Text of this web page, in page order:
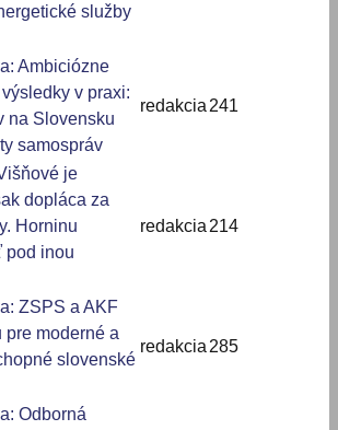
služby
Ambiciózne
v praxi:
na Slovensku
samospráv
redakcia 241
je
dopláca za
Horninu
pod inou
redakcia 214
ZSPS a AKF
pre moderné a
slovenské
redakcia 285
Odborná